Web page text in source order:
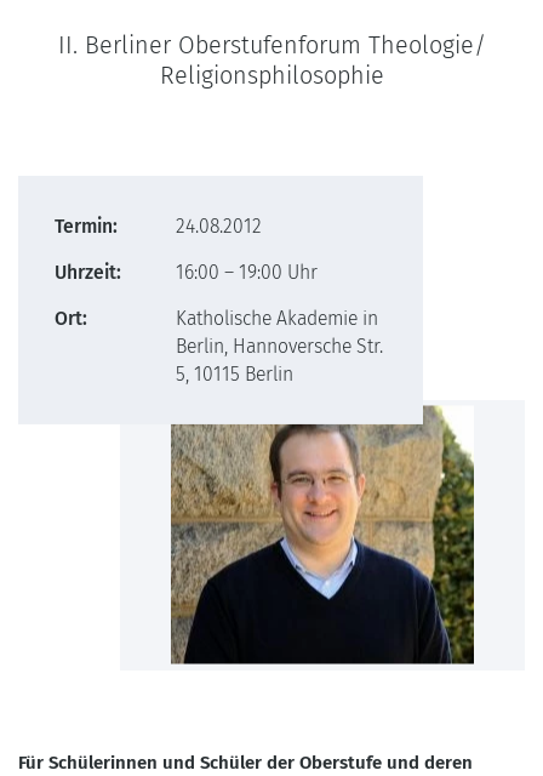
II. Berliner Oberstufenforum Theologie/
Religionsphilosophie
Termin:
24.08.2012
Uhrzeit:
16:00 – 19:00 Uhr
Ort:
Katholische Akademie in
Berlin, Hannoversche Str.
5, 10115 Berlin
Für Schülerinnen und Schüler der Oberstufe und deren